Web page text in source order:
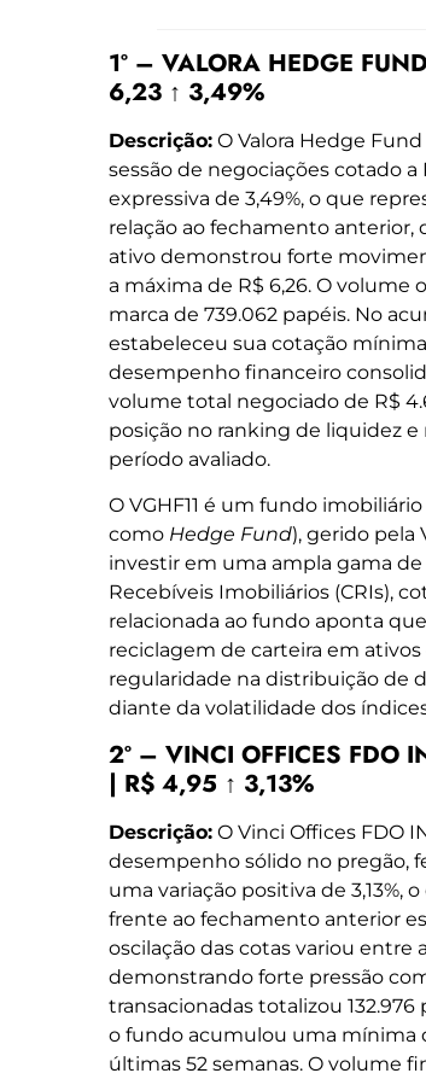
1º – VALORA HEDGE
6,23 ↑ 3,49%
Descrição: O Valora Hedge
sessão de negociações cotado a
expressiva de 3,49%, o que
relação ao fechamento anterior,
ativo demonstrou forte
a máxima de R$ 6,26. O volume
marca de 739.062 papéis. No
estabeleceu sua cotação
desempenho financeiro
volume total negociado de R$
posição no ranking de liquidez
período avaliado.
O VGHF11 é um fundo
como Hedge Fund), gerido pela
investir em uma ampla gama
Recebíveis Imobiliários (CRIs),
relacionada ao fundo aponta
reciclagem de carteira em
regularidade na distribuição de
diante da volatilidade dos
2º – VINCI OFFICES FDO
| R$ 4,95 ↑ 3,13%
Descrição: O Vinci Offices FDO
desempenho sólido no pregão,
uma variação positiva de 3,13%,
frente ao fechamento anterior
oscilação das cotas variou entre
demonstrando forte pressão
transacionadas totalizou
o fundo acumulou uma mínima
últimas 52 semanas. O volume